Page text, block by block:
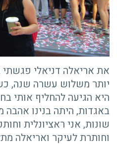
את אריאלה דניאלי
יותר משלוש עשרה שנה,
היא הגיעה להחליף אותי
באגדות, היתה בנינו אהבה
שונות, אני ראציונלית
וחותרת לעיקר ואריאלה